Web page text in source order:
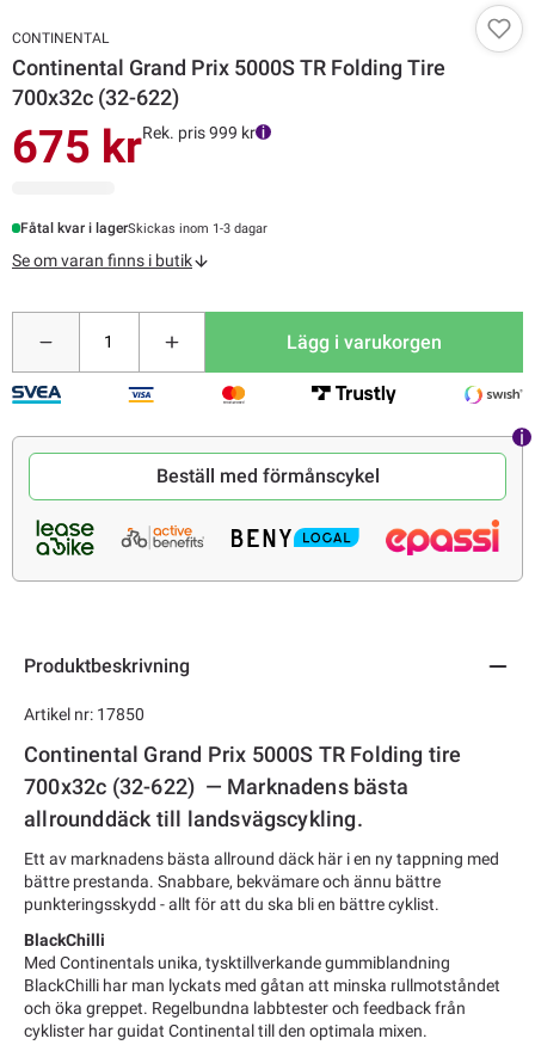
CONTINENTAL
Continental Grand Prix 5000S TR Folding Tire
700x32c (32-622)
675 krRek. pris 999 kr
Fåtal kvar i lagerSkickas inom 1-3 dagar
Se om varan finns i butik
Lägg i varukorgen
Beställ med förmånscykel
Produktbeskrivning
Artikel nr: 17850
Continental Grand Prix 5000S TR Folding tire
700x32c (32-622) — Marknadens bästa
allrounddäck till landsvägscykling.
Ett av marknadens bästa allround däck här i en ny tappning med
bättre prestanda. Snabbare, bekvämare och ännu bättre
punkteringsskydd - allt för att du ska bli en bättre cyklist.
BlackChilli
Med Continentals unika, tysktillverkande gummiblandning
BlackChilli har man lyckats med gåtan att minska rullmotståndet
och öka greppet. Regelbundna labbtester och feedback från
cyklister har guidat Continental till den optimala mixen.